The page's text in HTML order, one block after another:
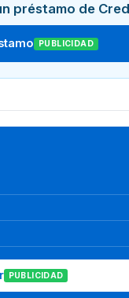
préstamo de
PUBLICIDAD
PUBLICIDAD